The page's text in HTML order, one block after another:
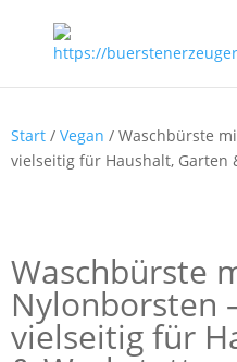
Start / Vegan / Waschbürste
vielseitig für Haushalt, Garten
Waschbürste
Nylonborsten
vielseitig für